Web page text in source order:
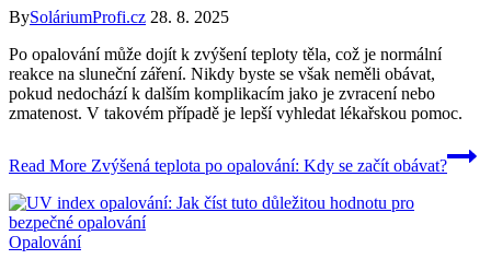
BySoláriumProfi.cz 28. 8. 2025
Po opalování může dojít k zvýšení teploty těla, což je normální
reakce na sluneční záření. Nikdy byste se však neměli obávat,
pokud nedochází k dalším komplikacím jako je zvracení nebo
zmatenost. V takovém případě je lepší vyhledat lékařskou pomoc.
Read More Zvýšená teplota po opalování: Kdy se začít obávat?
Opalování